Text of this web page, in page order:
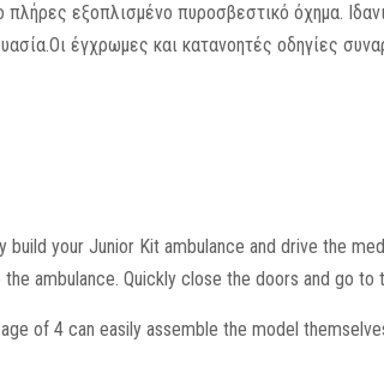
εξοπλισμένο πυροσβεστικό όχημα.
έγχρωμες και κατανοητές οδηγίες
build your Junior Kit ambulance and drive the
ambulance. Quickly close the doors and go to
of 4 can easily assemble the model